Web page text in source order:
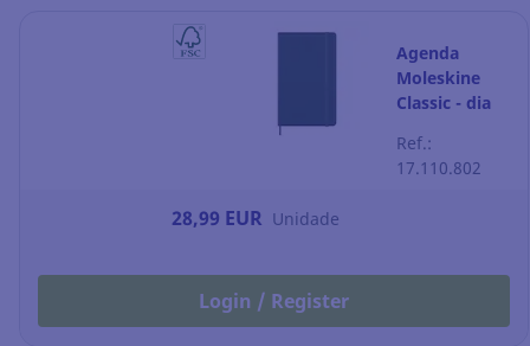
Agenda
Moleskine
Classic - dia
130 x 210 mm
- verde-mirto
Ref.:
17.110.802
28,99 EUR Unidade
Login / Register